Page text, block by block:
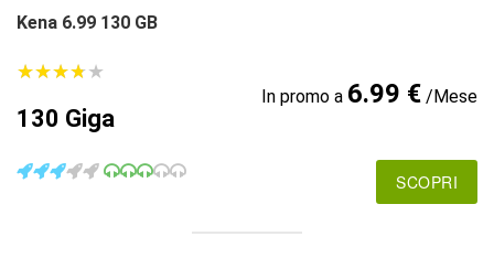
Kena 6.99 130 GB
★★★★★
★★★★★
130 Giga
In promo a 6.99 €/Mese
SCOPRI